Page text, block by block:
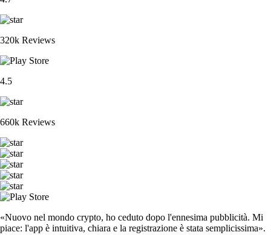
320k Reviews
4.5
660k Reviews
«Nuovo nel mondo crypto, ho ceduto dopo l'ennesima pubblicità. Mi
piace: l'app è intuitiva, chiara e la registrazione è stata semplicissima».